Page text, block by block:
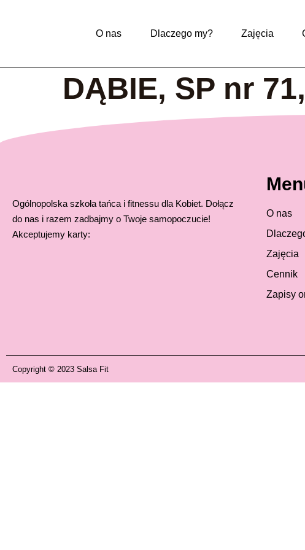
O nas Dlaczego my? Zajęcia
DĄBIE, SP nr
Ogólnopolska szkoła tańca i fitnessu dla Kobiet. Dołącz
do nas i razem zadbajmy o Twoje samopoczucie!
Akceptujemy karty:
O nas
Zajęcia
Cennik
Zapisy
Copyright © 2023 Salsa Fit